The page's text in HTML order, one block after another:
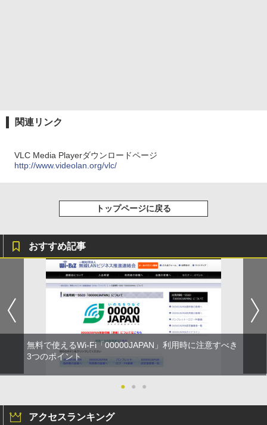
関連リンク
VLC Media Playerダウンロードページ
http://www.videolan.org/vlc/
トップページに戻る
おすすめ記事
無料で使えるWi-Fi「00000JAPAN」利用時に注意すべき
3つのポイント
● ● ●
アクセスランキング